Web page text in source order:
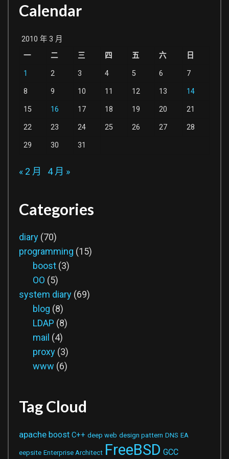
Calendar
2010 年 3 月
一
二 三 四 五 六 日
1 2 3 4 5 6 7
8 9 10 11 12 13 14
15 16 17 18 19 20 21
22 23 24 25 26 27 28
29 30 31
« 2 月 4 月 »
Categories
diary (70)
programming (15)
boost (3)
OO (5)
system diary (69)
blog (8)
LDAP (8)
mail (4)
proxy (3)
www (6)
Tag Cloud
apache boost C++ deep web design pattern DNS EA
eepsite Enterprise Architect FreeBSD GCC